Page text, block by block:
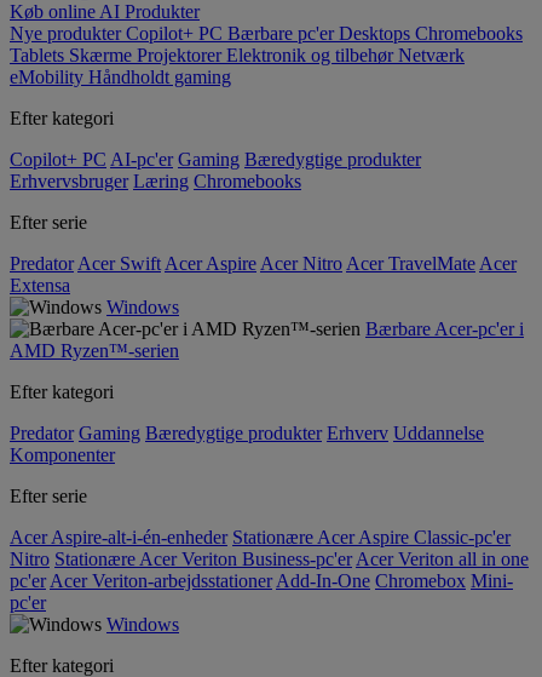
Køb online AI Produkter
Nye produkterCopilot+ PC Bærbare pc'erDesktops Chromebooks
Tablets Skærme ProjektorerElektronik og tilbehørNetværk
eMobility Håndholdt gaming
Efter kategori
Copilot+ PC AI-pc'er Gaming Bæredygtige produkter
Erhvervsbruger Læring Chromebooks
Efter serie
Predator Acer Swift Acer Aspire Acer Nitro Acer TravelMate Acer
Extensa
Windows
Bærbare Acer-pc'er i
AMD Ryzen™-serien
Efter kategori
Predator Gaming Bæredygtige produkter Erhverv Uddannelse
Komponenter
Efter serie
Acer Aspire-alt-i-én-enheder Stationære Acer Aspire Classic-pc'er
Nitro Stationære Acer Veriton Business-pc'er Acer Veriton all in one
pc'er Acer Veriton-arbejdsstationer Add-In-One Chromebox Mini-
pc'er
Windows
Efter kategori